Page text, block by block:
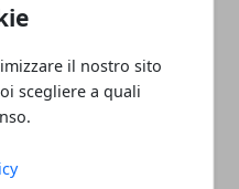
il nostro sito
scegliere a quali
un figlio che